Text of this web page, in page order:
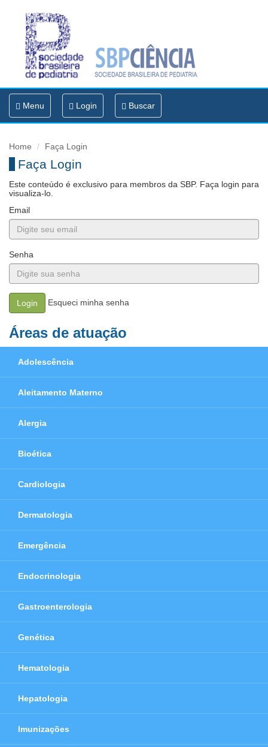
Toggle
navigation
Menu Login Buscar
Home Faça Login
Faça Login
Este conteúdo é exclusivo para membros da SBP. Faça login para
visualiza-lo.
Email
Senha
Login Esqueci minha senha
Áreas de atuação
Adolescência
Aleitamento Materno
Alergia
Bioética
Cardiologia
Dermatologia
Emergência
Endocrinologia
Gastroenterologia
Genética
Hematologia
Hepatologia
Imunizações